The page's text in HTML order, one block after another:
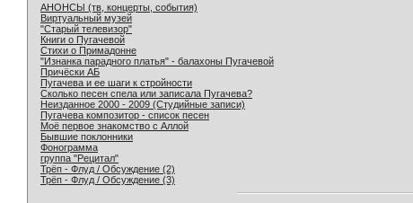
АНОНСЫ (тв, концерты, события)
Виртуальный музей
"Старый телевизор"
Книги о Пугачевой
Стихи о Примадонне
"Изнанка парадного платья" - балахоны Пугачевой
Причёски АБ
Пугачева и ее шаги к стройности
Сколько песен спела или записала Пугачева?
Неизданное 2000 - 2009 (Студийные записи)
Пугачева композитор - список песен
Моё первое знакомство с Аллой
Бывшие поклонники
Фонограмма
группа "Рецитал"
Трёп - Флуд / Обсуждение (2)
Трёп - Флуд / Обсуждение (3)